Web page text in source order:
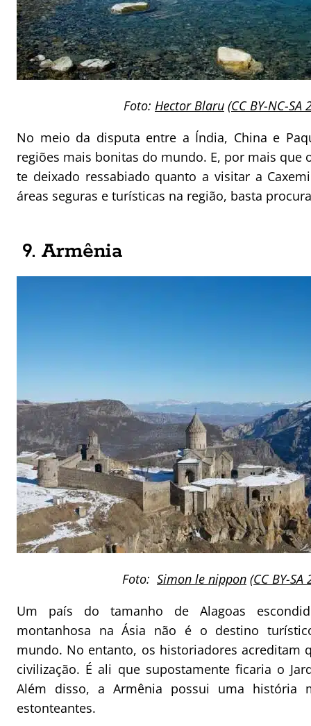
Foto: Hector Blaru (CC BY-NC-SA
No meio da disputa entre a Índia, China e
regiões mais bonitas do mundo. E, por mais que
te deixado ressabiado quanto a visitar a
áreas seguras e turísticas na região, basta
9. Armênia
Foto: Simon le nippon (CC BY-SA
Um país do tamanho de Alagoas
montanhosa na Ásia não é o destino
mundo. No entanto, os historiadores acreditam
civilização. É ali que supostamente ficaria o
Além disso, a Armênia possui uma história
estonteantes.